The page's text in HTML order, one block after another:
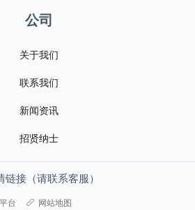
公司
关于我们
联系我们
新闻资讯
招贤纳士
链接（请联系客服）
台 网站地图